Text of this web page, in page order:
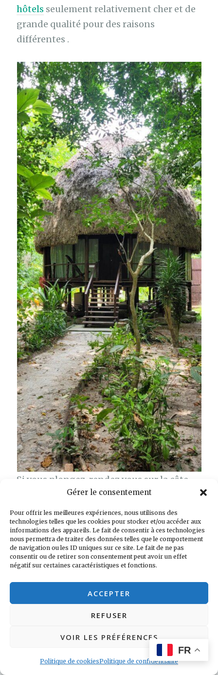
Gérer le consentement
Pour offrir les meilleures expériences, nous utilisons des
technologies telles que les cookies pour stocker et/ou accéder aux
informations des appareils. Le fait de consentir à ces technologies
nous permettra de traiter des données telles que le comportement
de navigation ou les ID uniques sur ce site. Le fait de ne pas
consentir ou de retirer son consentement peut avoir un effet
négatif sur certaines caractéristiques et fonctions.
ACCEPTER
REFUSER
VOIR LES PRÉFÉRENCES
Politique de cookiesPolitique de confidentialité
hôtels seulement relativement cher et de
grande qualité pour des raisons
différentes .
Si vous plongez, rendez vous sur la côte
est. Les hôtels s’y succèdent le long de la
route. En revanche, vous n’aurez en guise
de plage que de petits espaces entre
rochers et ordures.
Dernier petit détail dans l’organisation
de vos journées, les horaires des marées.
d’une plage et les possibilités de baignade
changent du tout au tout.
FR